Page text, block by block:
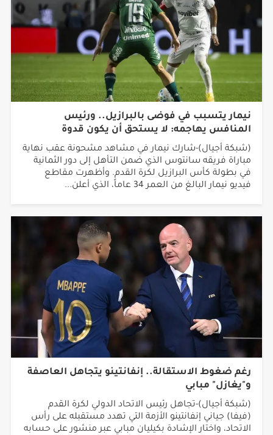
نيمار يتسبب في فوضى بالبرازيل.. ورئيس
المنافس يهاجمه: لا يستحق أن يكون قدوة
(شبكة أجيال)-شارك نيمار في مشاهد مشحونة عقب نهاية
مباراة فريقه سانتوس الذي ضمن التأهل إلى دور الثمانية
في بطولة كأس البرازيل لكرة القدم. وأظهرت مقاطع
فيديو نيمار البالغ من العمر 34 عاماً، الذي أعلن...
رغم ضغوط الاستقالة.. إنفانتينو يتجاهل العاصفة
و"يغازل" مبابي
(شبكة أجيال)-تجاهل رئيس الاتحاد الدولي لكرة القدم
(فيفا) جياني إنفانتينو الأزمة التي تهدد مستقبله على رأس
الاتحاد، واختار الإشادة بكيليان مبابي عبر منشور على حسابه